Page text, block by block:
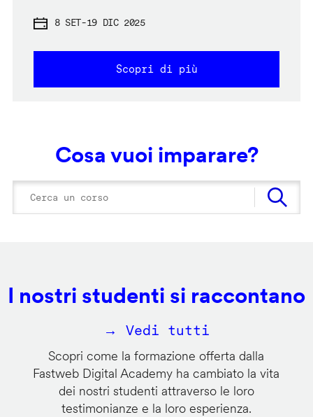
8 SET-19 DIC 2025
Scopri di più
Cosa vuoi imparare?
I nostri studenti si raccontano
→ Vedi tutti
Scopri come la formazione offerta dalla
Fastweb Digital Academy ha cambiato la vita
dei nostri studenti attraverso le loro
testimonianze e la loro esperienza.